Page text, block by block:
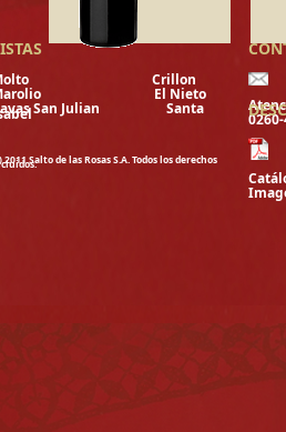
Crillon
El Nieto
San Julian Santa
2011 Salto de las Rosas S.A. Todos los derechos